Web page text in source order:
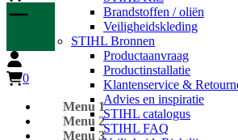
Brandstoffen / oliën
Veiligheidskleding
STIHL Bronnen
Productaanvraag
Productinstallatie
Klantenservice &
Advies en inspiratie
STIHL catalogus
STIHL FAQ
0
Menu 1
Menu 2
Menu 3